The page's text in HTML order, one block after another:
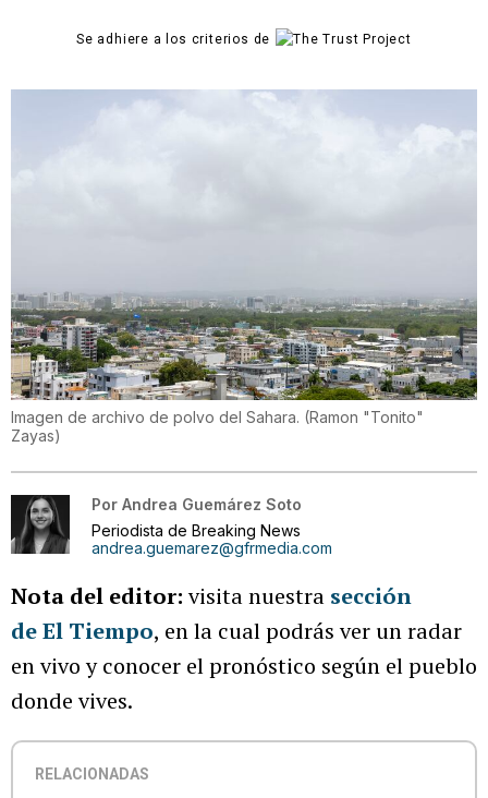
Se adhiere a los criterios de
Imagen de archivo de polvo del Sahara. (Ramon "Tonito"
Zayas)
Por Andrea Guemárez Soto
Periodista de Breaking News
andrea.guemarez@gfrmedia.com
Nota del editor:visita nuestra sección
de El Tiempo, en la cual podrás ver un radar
en vivo y conocer el pronóstico según el pueblo
donde vives.
RELACIONADAS